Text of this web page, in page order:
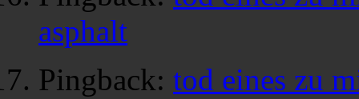
asphalt
Pingback: tod eines zu